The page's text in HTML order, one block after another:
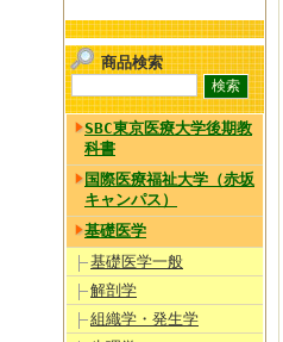
商品検索
SBC東京医療大学後期教
科書
国際医療福祉大学（赤坂
キャンパス）
基礎医学
基礎医学一般
解剖学
組織学・発生学